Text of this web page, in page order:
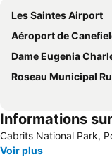
Les Saintes Airport
Aéroport de
Dame Eugenia Charles
Roseau Municipal Rudy Billberg
Informations
Cabrits National Park,
Voir plus